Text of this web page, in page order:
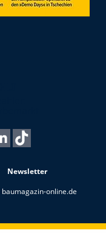
Newsletter
online.de